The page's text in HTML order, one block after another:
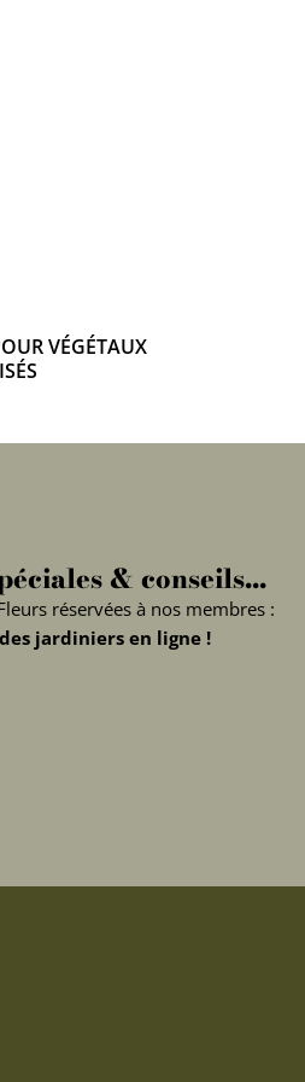
VÉGÉTAUX
& conseils...
réservées à nos membres :
jardiniers en ligne !